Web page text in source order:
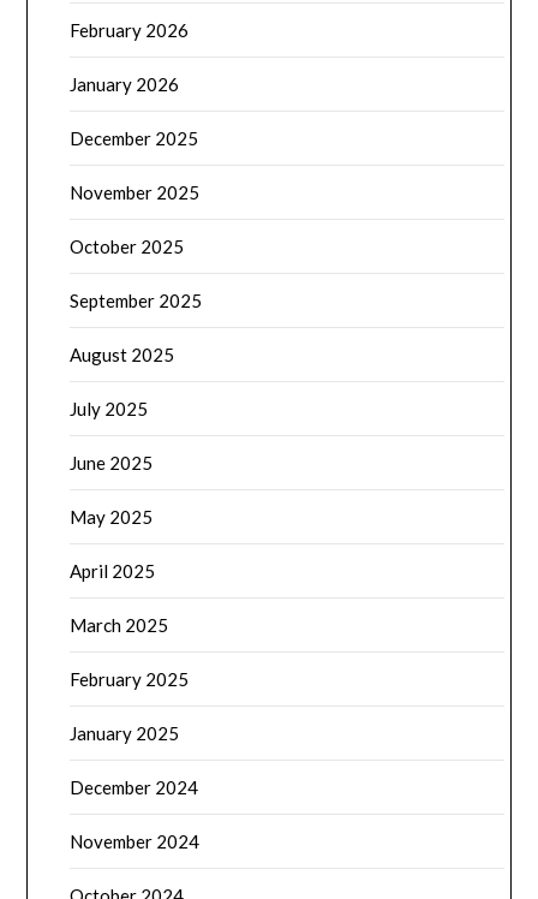
February 2026
January 2026
December 2025
November 2025
October 2025
September 2025
August 2025
July 2025
June 2025
May 2025
April 2025
March 2025
February 2025
January 2025
December 2024
November 2024